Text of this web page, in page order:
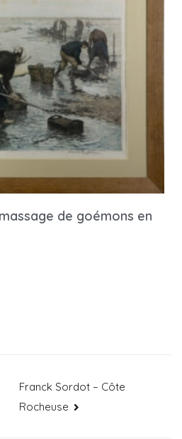
de goémons en
Franck Sordot – Côte
Rocheuse